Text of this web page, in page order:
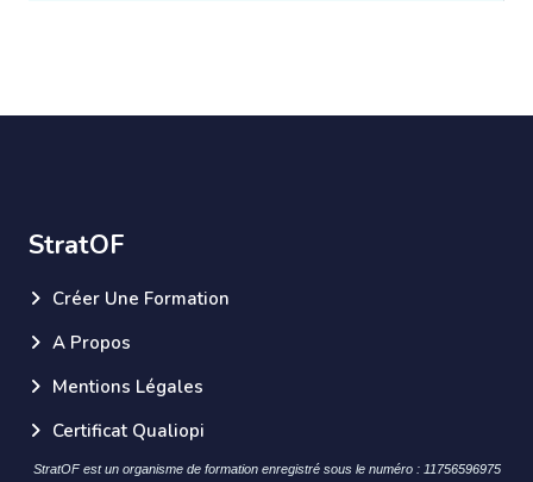
StratOF
Créer Une Formation
A Propos
Mentions Légales
Certificat Qualiopi
StratOF est un organisme de formation enregistré sous le numéro : 11756596975